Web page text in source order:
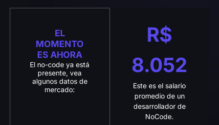
EL
MOMENTO
ES AHORA
El no-code ya está
presente, vea
algunos datos de
mercado:
R$
8.052
Este es el salario
promedio de un
desarrollador de
NoCode.